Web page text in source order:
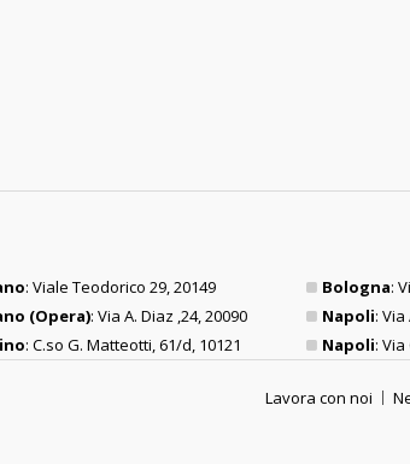
: Viale Teodorico 29, 20149
(Opera): Via A. Diaz ,24, 20090
: C.so G. Matteotti, 61/d, 10121
Bologna:
Napoli:
Napoli: Via
Lavora con noi